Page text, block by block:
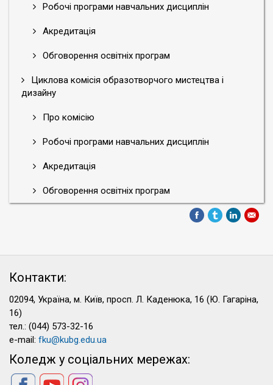
Робочі програми навчальних дисциплін
Акредитація
Обговорення освітніх програм
Циклова комісія образотворчого мистецтва і
дизайну
Про комісію
Робочі програми навчальних дисциплін
Акредитація
Обговорення освітніх програм
Контакти:
02094, Україна, м. Київ, просп. Л. Каденюка, 16 (Ю. Гагаріна,
16)
тел.: (044) 573-32-16
e-mail: fku@kubg.edu.ua
Коледж у соціальних мережах: